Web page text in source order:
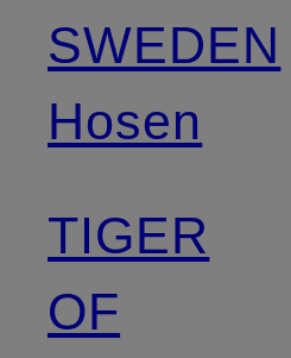
SWEDEN
Hosen
TIGER
OF